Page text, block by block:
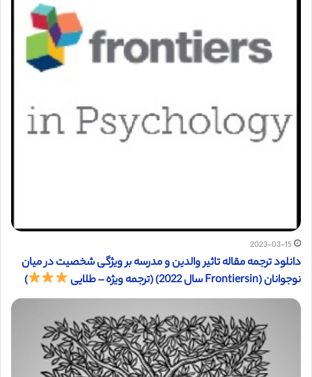
2023-03-15
دانلود ترجمه مقاله تاثیر والدین و مدرسه بر ویژگی شخصیت در میان
نوجوانان (Frontiersin سال 2022) (ترجمه ویژه – طلایی
)